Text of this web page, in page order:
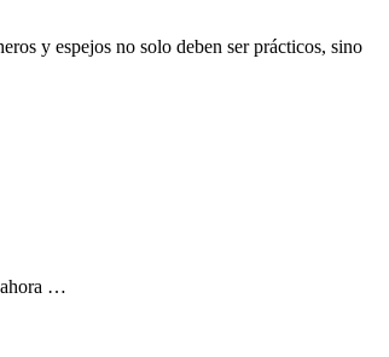
y espejos no solo deben ser prácticos, sino
ahora …